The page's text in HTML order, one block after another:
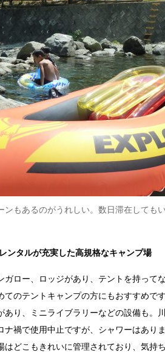
ンもあるのがうれしい。数日滞在しても
ンタルが充実した高規格なキャンプ場
ガロー、ロッジがあり、テントを持っ
のテントキャンプの方にもおすすめです
あり、ミニライブラリーなどの設備も。
ナ禍で使用中止ですが、シャワーはあり
はどこもきれいに管理されており、気持